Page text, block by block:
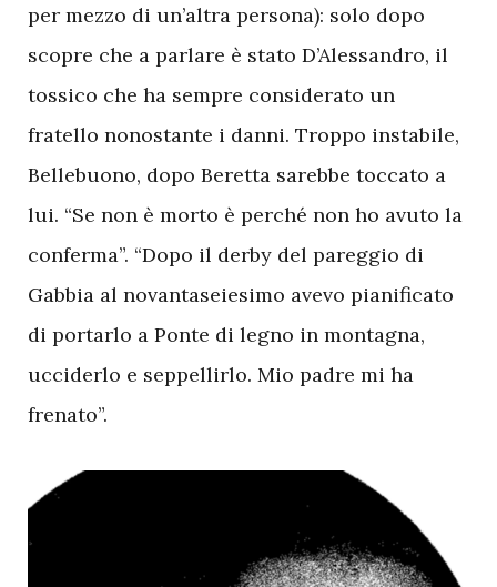
per mezzo di un’altra persona): solo dopo
scopre che a parlare è stato D’Alessandro, il
tossico che ha sempre considerato un
fratello nonostante i danni. Troppo instabile,
Bellebuono, dopo Beretta sarebbe toccato a
lui. “Se non è morto è perché non ho avuto la
conferma”. “Dopo il derby del pareggio di
Gabbia al novantaseiesimo avevo pianificato
di portarlo a Ponte di legno in montagna,
ucciderlo e seppellirlo. Mio padre mi ha
frenato”.